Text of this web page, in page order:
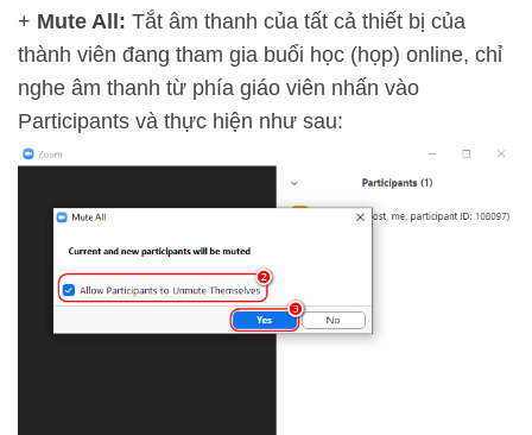
+ Mute All: Tắt âm thanh của tất cả thiết bị của
thành viên đang tham gia buổi học (họp) online, chỉ
nghe âm thanh từ phía giáo viên nhấn vào
Participants và thực hiện như sau: